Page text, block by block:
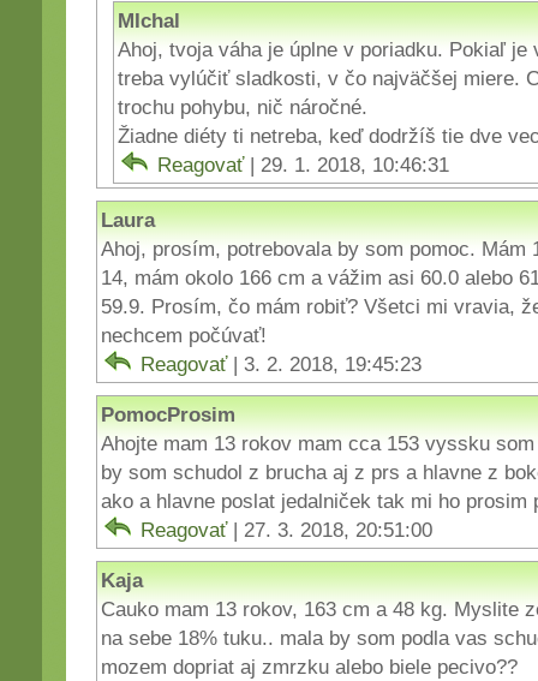
MIchal
Ahoj, tvoja váha je úplne v poriadku. Pokiaľ je
treba vylúčiť sladkosti, v čo najväčšej miere.
trochu pohybu, nič náročné.
Žiadne diéty ti netreba, keď dodržíš tie dve
Reagovať | 29. 1. 2018, 10:46:31
Laura
Ahoj, prosím, potrebovala by som pomoc.
14, mám okolo 166 cm a vážim asi 60.0 alebo
59.9. Prosím, čo mám robiť? Všetci mi vravia,
nechcem počúvať!
Reagovať | 3. 2. 2018, 19:45:23
PomocProsim
Ahojte mam 13 rokov mam cca 153 vyssku
by som schudol z brucha aj z prs a hlavne z
ako a hlavne poslat jedalniček tak mi ho prosim
Reagovať | 27. 3. 2018, 20:51:00
Kaja
Cauko mam 13 rokov, 163 cm a 48 kg. Myslite
na sebe 18% tuku.. mala by som podla vas
mozem dopriat aj zmrzku alebo biele pecivo??